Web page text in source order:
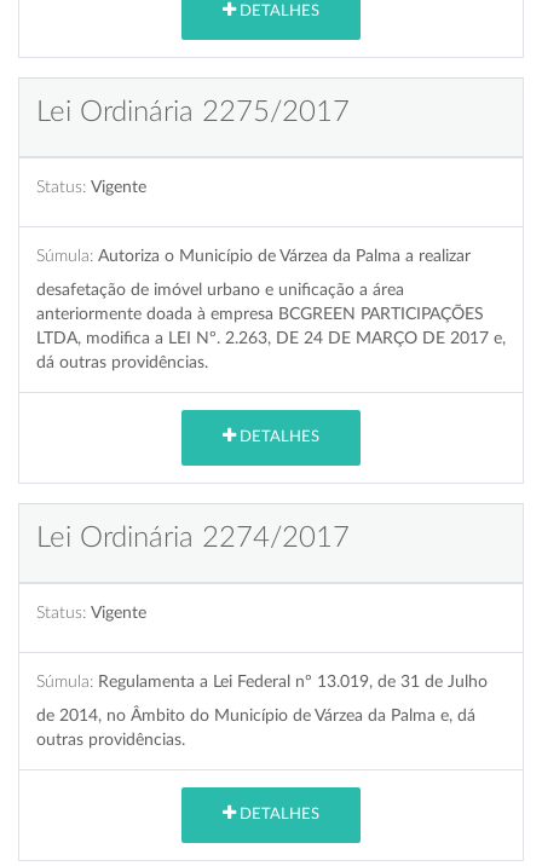
DETALHES
Lei Ordinária 2275/2017
Status: Vigente
Súmula: Autoriza o Município de Várzea da Palma a realizar
desafetação de imóvel urbano e unificação a área
anteriormente doada à empresa BCGREEN PARTICIPAÇÕES
LTDA, modifica a LEI Nº. 2.263, DE 24 DE MARÇO DE 2017 e,
dá outras providências.
DETALHES
Lei Ordinária 2274/2017
Status: Vigente
Súmula: Regulamenta a Lei Federal nº 13.019, de 31 de Julho
de 2014, no Âmbito do Município de Várzea da Palma e, dá
outras providências.
DETALHES